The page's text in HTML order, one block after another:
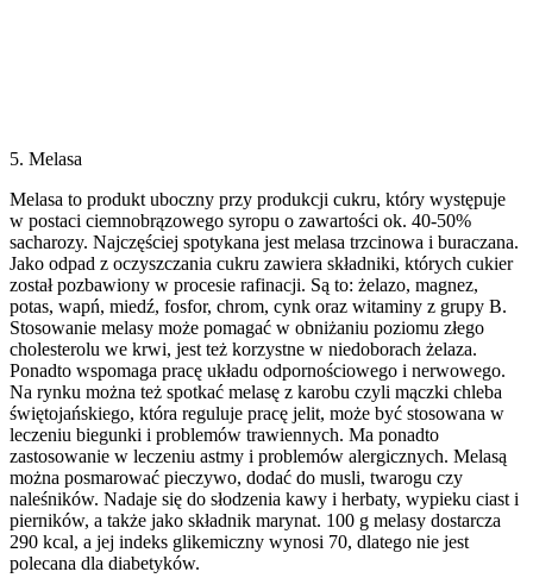
5. Melasa
Melasa to produkt uboczny przy produkcji cukru, który występuje
w postaci ciemnobrązowego syropu o zawartości ok. 40-50%
sacharozy. Najczęściej spotykana jest melasa trzcinowa i buraczana.
Jako odpad z oczyszczania cukru zawiera składniki, których cukier
został pozbawiony w procesie rafinacji. Są to: żelazo, magnez,
potas, wapń, miedź, fosfor, chrom, cynk oraz witaminy z grupy B.
Stosowanie melasy może pomagać w obniżaniu poziomu złego
cholesterolu we krwi, jest też korzystne w niedoborach żelaza.
Ponadto wspomaga pracę układu odpornościowego i nerwowego.
Na rynku można też spotkać melasę z karobu czyli mączki chleba
świętojańskiego, która reguluje pracę jelit, może być stosowana w
leczeniu biegunki i problemów trawiennych. Ma ponadto
zastosowanie w leczeniu astmy i problemów alergicznych. Melasą
można posmarować pieczywo, dodać do musli, twarogu czy
naleśników. Nadaje się do słodzenia kawy i herbaty, wypieku ciast i
pierników, a także jako składnik marynat. 100 g melasy dostarcza
290 kcal, a jej indeks glikemiczny wynosi 70, dlatego nie jest
polecana dla diabetyków.